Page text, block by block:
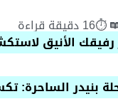
⏱16 دقيقة قراءة
الأنيق
بنيدر الساحرة: